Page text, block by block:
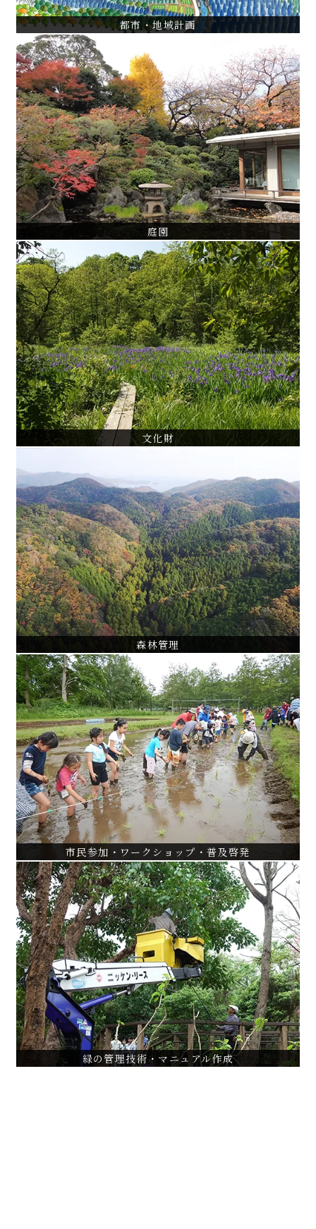
都市・地域計画
庭園
庭園
旧秋田藩主佐竹氏別邸（如斯亭）庭園修復設計・監理
港区指定名勝旧岩崎庭園保存管理計画
練馬区牧野記念庭園植生保全管理計画
VIEW ALL
文化財
文化財
天然記念物「ケヤキ並木」保存管理計画
天然記念物「三宝寺池沼沢植物群落」保全基本計画
東京都指定名勝「等々力渓谷」保全管理計画
VIEW ALL
森林管理
森林管理
東京都林内植生モニタリング調査
神奈川県森林現況予備調査
ツシマヤマネコと共生する地域森林管理行動計画
VIEW ALL
市民参加・ワークショップ・普及啓発
市民参加・ワークショップ・普及啓発
水元公園水辺のさと市民参加型育成管理支援
都立公園におけるかいぼり運営
大宮公園桜守ボランティア活動支援
VIEW ALL
緑の管理技術・マニュアル作成
緑の管理技術・マニュアル作成
沖縄緑化樹木剪定調査
大本山永平寺伽藍周辺樹木（スギ巨木）維持管理計画
街路樹剪定ハンドブック作成
VIEW ALL